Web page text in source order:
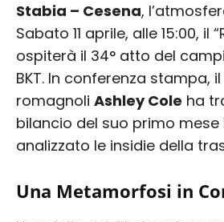
Stabia – Cesena,
Sabato 11 aprile, alle 15:00, il
ospiterà il 34° atto del
BKT. In conferenza stampa,
romagnoli Ashley Cole ha
bilancio del suo primo
analizzato le insidie della
Una Metamorfosi in